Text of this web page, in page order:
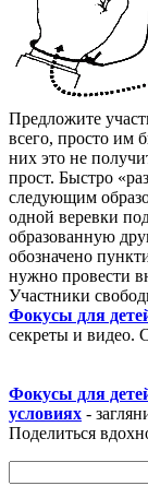
Предложите
всего, просто им
них это не
прост. Быстро
следующим
одной веревки
образованную
обозначено
нужно провести
Участники
Фокусы для
секреты и видео.
Фокусы для
условиях -
Поделиться